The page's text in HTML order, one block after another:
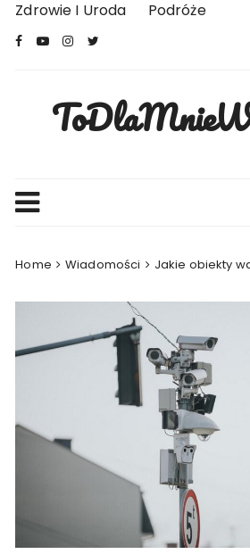
Skip
content
Zdrowie I Uroda Podróże
Home Wiadomości Jakie obiekty